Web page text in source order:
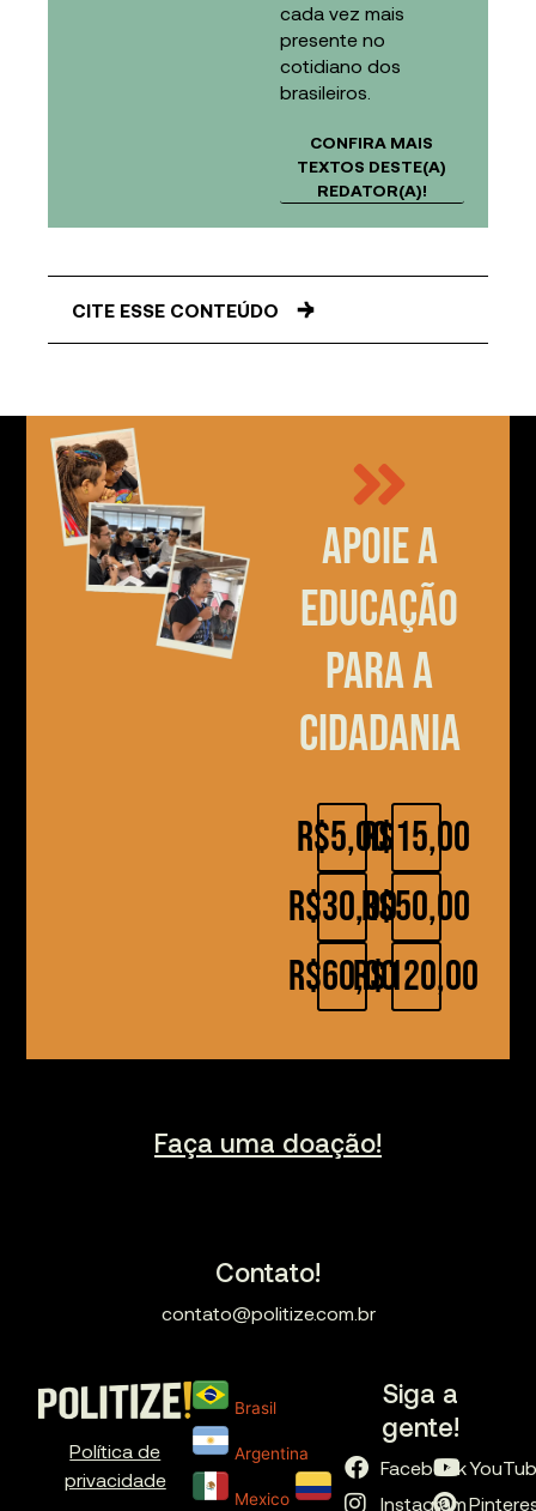
cada vez mais
presente no
cotidiano dos
brasileiros.
CONFIRA MAIS
TEXTOS DESTE(A)
REDATOR(A)!
CITE ESSE CONTEÚDO
Apoie a
educação
para a
cidadania
R$5,00
R$30,00
R$60,00
R$15,00
R$50,00
R$120,00
Faça uma doação!
Contato!
contato@politize.com.br
Política de
privacidade
Brasil
Argentina
Mexico
Siga a
gente!
Facebook
Instagram